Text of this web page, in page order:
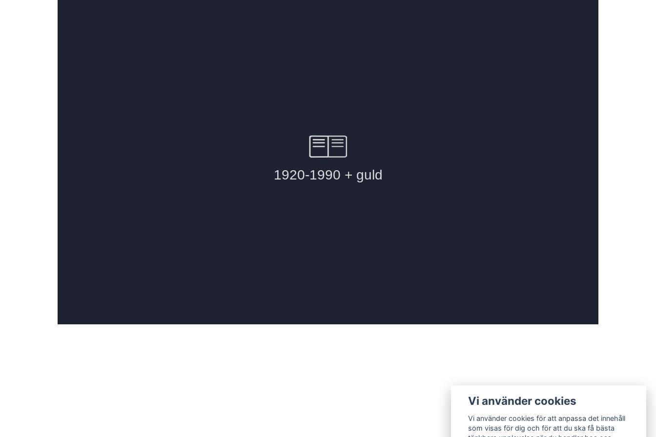
Vi använder cookies
Vi använder cookies för att anpassa det innehåll
som visas för dig och för att du ska få bästa